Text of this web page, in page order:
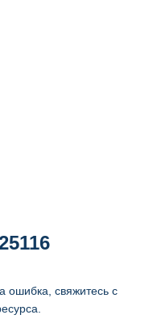
ошибка, свяжитесь с